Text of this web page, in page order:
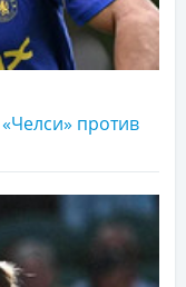
против